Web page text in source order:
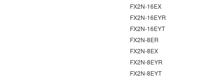
FX2N-16EX
FX2N-16EYR
FX2N-16EYT
FX2N-8ER
FX2N-8EX
FX2N-8EYR
FX2N-8EYT